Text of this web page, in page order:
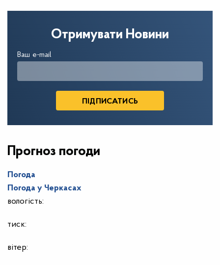
Отримувати Новини
Ваш e-mail
Прогноз погоди
Погода
Погода у Черкасах
вологість:
тиск:
вітер: